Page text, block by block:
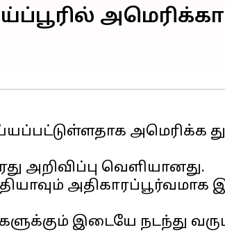
அமெரிக்க
அறிவிப்பு வெளியானது.
அதிகாரப்பூர்வமாக
இடையே நடந்து